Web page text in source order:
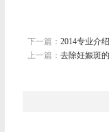
下一篇： 2014专业介绍
上一篇： 去除妊娠斑